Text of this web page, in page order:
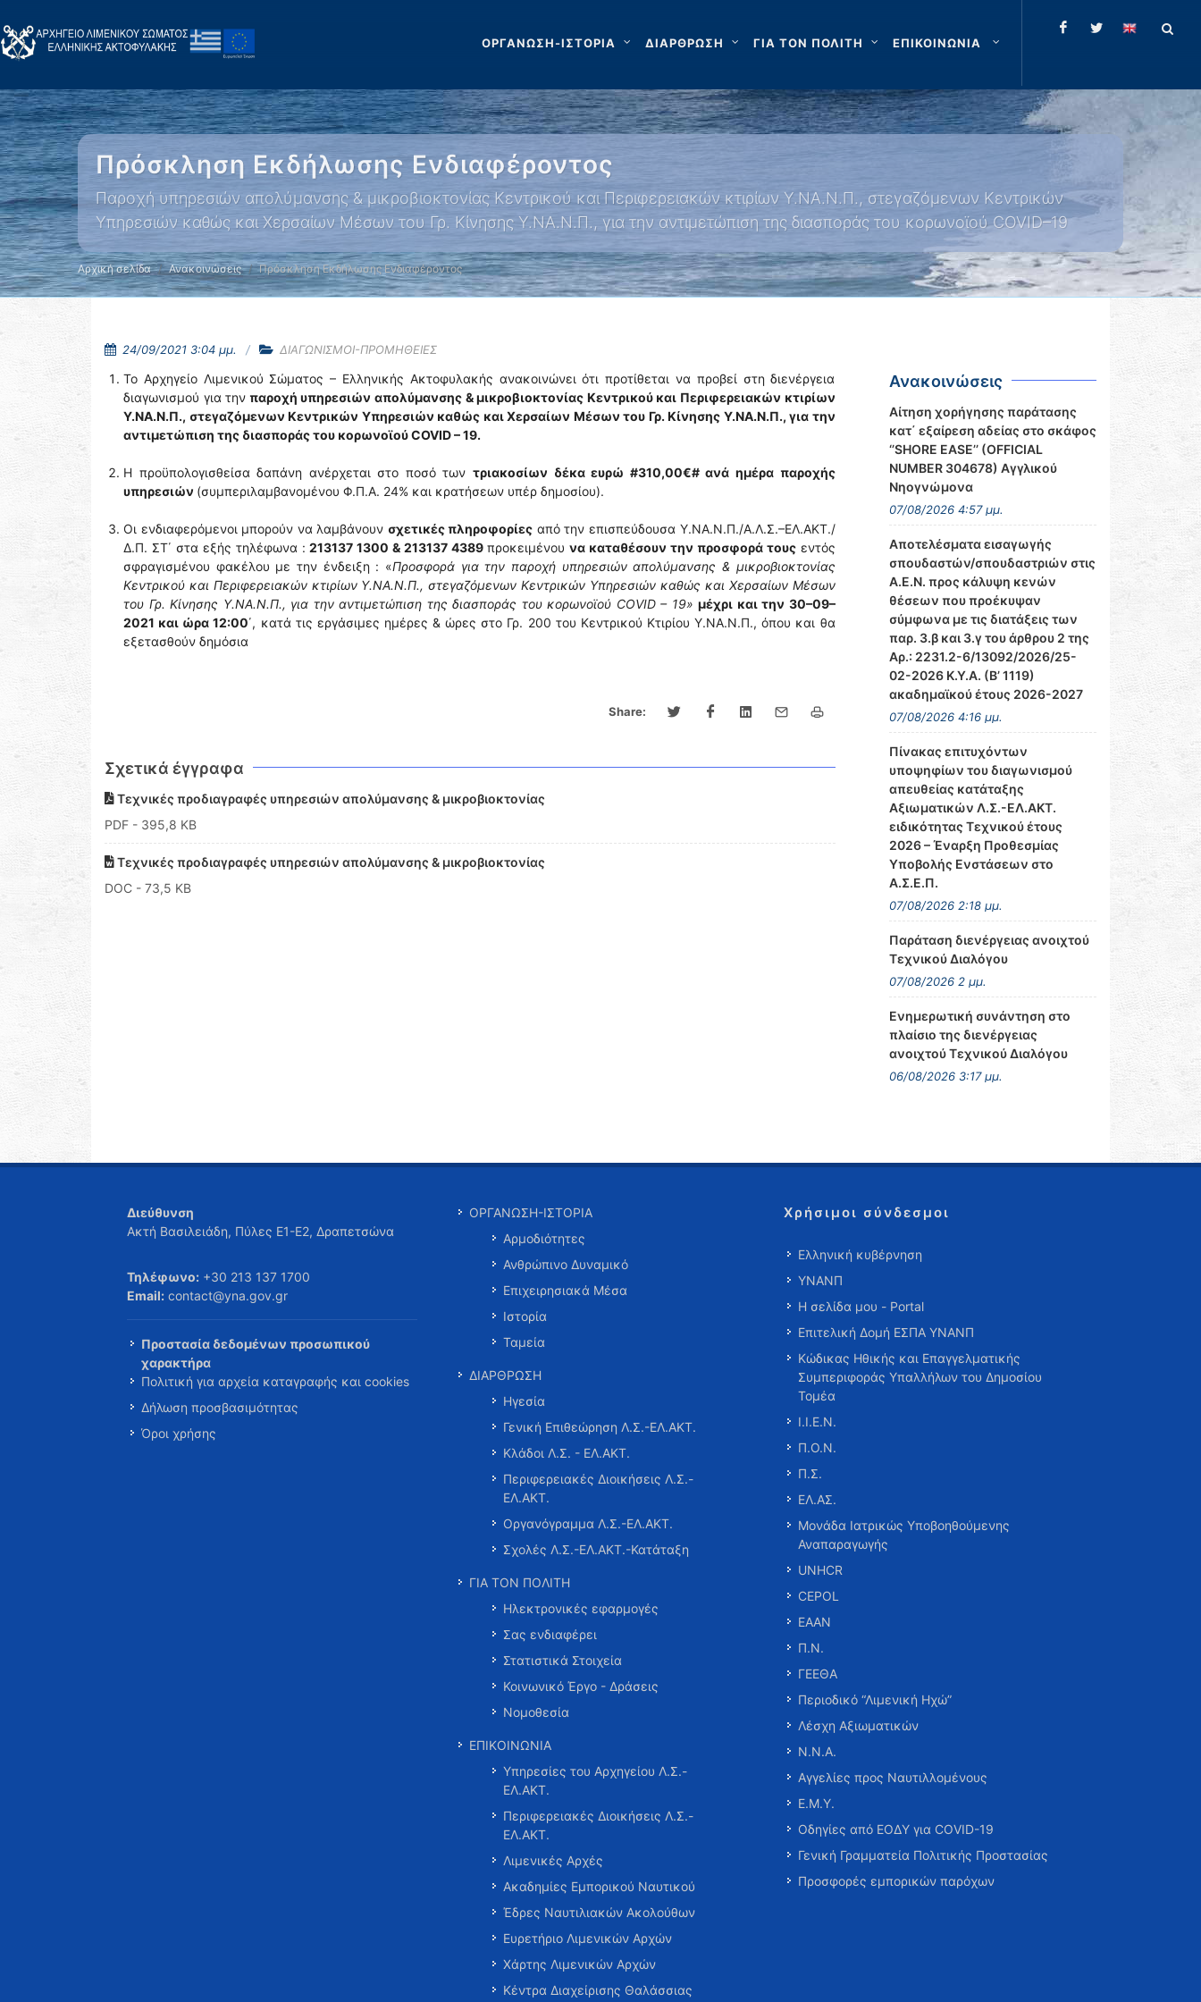
ΟΡΓΑΝΩΣΗ-ΙΣΤΟΡΙΑ ΔΙΑΡΘΡΩΣΗ ΓΙΑ ΤΟΝ ΠΟΛΙΤΗ ΕΠΙΚΟΙΝΩΝΙΑ
Πρόσκληση Εκδήλωσης Ενδιαφέροντος
Παροχή υπηρεσιών απολύμανσης & μικροβιοκτονίας Κεντρικού και Περιφερειακών κτιρίων Υ.ΝΑ.Ν.Π., στεγαζόμενων Κεντρικών
Υπηρεσιών καθώς και Χερσαίων Μέσων του Γρ. Κίνησης Υ.ΝΑ.Ν.Π., για την αντιμετώπιση της διασποράς του κορωνοϊού COVID–19
Αρχική σελίδα Ανακοινώσεις Πρόσκληση Εκδήλωσης Ενδιαφέροντος
24/09/2021 3:04 μμ. ΔΙΑΓΩΝΙΣΜΟΙ-ΠΡΟΜΗΘΕΙΕΣ
Το Αρχηγείο Λιμενικού Σώματος – Ελληνικής Ακτοφυλακής ανακοινώνει ότι προτίθεται να προβεί στη διενέργεια
διαγωνισμού για την παροχή υπηρεσιών απολύμανσης & μικροβιοκτονίας Κεντρικού και Περιφερειακών κτιρίων
Υ.ΝΑ.Ν.Π., στεγαζόμενων Κεντρικών Υπηρεσιών καθώς και Χερσαίων Μέσων του Γρ. Κίνησης Υ.ΝΑ.Ν.Π., για την
αντιμετώπιση της διασποράς του κορωνοϊού COVID – 19.
Η προϋπολογισθείσα δαπάνη ανέρχεται στο ποσό τωντριακοσίων δέκα ευρώ #310,00€# ανά ημέρα παροχής
υπηρεσιών (συμπεριλαμβανομένου Φ.Π.Α. 24% και κρατήσεων υπέρ δημοσίου).
Οι ενδιαφερόμενοι μπορούν να λαμβάνουν σχετικές πληροφορίες από την επισπεύδουσα Υ.ΝΑ.Ν.Π./Α.Λ.Σ.–ΕΛ.ΑΚΤ./
Δ.Π. ΣΤ΄ στα εξής τηλέφωνα : 213137 1300 & 213137 4389 προκειμένου να καταθέσουν την προσφορά τουςεντός
σφραγισμένου φακέλου με την ένδειξη : «Προσφορά για την παροχή υπηρεσιών απολύμανσης & μικροβιοκτονίας
Κεντρικού και Περιφερειακών κτιρίων Υ.ΝΑ.Ν.Π., στεγαζόμενων Κεντρικών Υπηρεσιών καθώς και Χερσαίων Μέσων
του Γρ. Κίνησης Υ.ΝΑ.Ν.Π., για την αντιμετώπιση της διασποράς του κορωνοϊού COVID – 19» μέχρι και την 30–09–
2021 και ώρα 12:00΄, κατά τις εργάσιμες ημέρες & ώρες στο Γρ. 200 του Κεντρικού Κτιρίου Υ.ΝΑ.Ν.Π., όπου και θα
εξετασθούν δημόσια
Share:
Σχετικά έγγραφα
Τεχνικές προδιαγραφές υπηρεσιών απολύμανσης & μικροβιοκτονίας
PDF - 395,8 KB
Τεχνικές προδιαγραφές υπηρεσιών απολύμανσης & μικροβιοκτονίας
DOC - 73,5 KB
Ανακοινώσεις
Αίτηση χορήγησης παράτασης
κατ΄ εξαίρεση αδείας στο σκάφος
‘’SHORE EASE’’ (OFFICIAL
NUMBER 304678) Αγγλικού
Νηογνώμονα
07/08/2026 4:57 μμ.
Αποτελέσματα εισαγωγής
σπουδαστών/σπουδαστριών στις
Α.Ε.Ν. προς κάλυψη κενών
θέσεων που προέκυψαν
σύμφωνα με τις διατάξεις των
παρ. 3.β και 3.γ του άρθρου 2 της
Αρ.: 2231.2-6/13092/2026/25-
02-2026 Κ.Υ.Α. (Β’ 1119)
ακαδημαϊκού έτους 2026-2027
07/08/2026 4:16 μμ.
Πίνακας επιτυχόντων
υποψηφίων του διαγωνισμού
απευθείας κατάταξης
Αξιωματικών Λ.Σ.-ΕΛ.ΑΚΤ.
ειδικότητας Τεχνικού έτους
2026 – Έναρξη Προθεσμίας
Υποβολής Ενστάσεων στο
Α.Σ.Ε.Π.
07/08/2026 2:18 μμ.
Παράταση διενέργειας ανοιχτού
Τεχνικού Διαλόγου
07/08/2026 2 μμ.
Ενημερωτική συνάντηση στο
πλαίσιο της διενέργειας
ανοιχτού Τεχνικού Διαλόγου
06/08/2026 3:17 μμ.
Διεύθυνση
Ακτή Βασιλειάδη, Πύλες Ε1-Ε2, Δραπετσώνα
Τηλέφωνο: +30 213 137 1700
Email: contact@yna.gov.gr
Προστασία δεδομένων προσωπικού
χαρακτήρα
Πολιτική για αρχεία καταγραφής και cookies
Δήλωση προσβασιμότητας
Όροι χρήσης
ΟΡΓΑΝΩΣΗ-ΙΣΤΟΡΙΑ
Αρμοδιότητες
Ανθρώπινο Δυναμικό
Επιχειρησιακά Μέσα
Ιστορία
Ταμεία
ΔΙΑΡΘΡΩΣΗ
Ηγεσία
Γενική Επιθεώρηση Λ.Σ.-ΕΛ.ΑΚΤ.
Κλάδοι Λ.Σ. - ΕΛ.ΑΚΤ.
Περιφερειακές Διοικήσεις Λ.Σ.-
ΕΛ.ΑΚΤ.
Οργανόγραμμα Λ.Σ.-ΕΛ.ΑΚΤ.
Σχολές Λ.Σ.-ΕΛ.ΑΚΤ.-Κατάταξη
ΓΙΑ ΤΟΝ ΠΟΛΙΤΗ
Ηλεκτρονικές εφαρμογές
Σας ενδιαφέρει
Στατιστικά Στοιχεία
Κοινωνικό Έργο - Δράσεις
Νομοθεσία
ΕΠΙΚΟΙΝΩΝΙΑ
Υπηρεσίες του Αρχηγείου Λ.Σ.-
ΕΛ.ΑΚΤ.
Περιφερειακές Διοικήσεις Λ.Σ.-
ΕΛ.ΑΚΤ.
Λιμενικές Αρχές
Ακαδημίες Εμπορικού Ναυτικού
Έδρες Ναυτιλιακών Ακολούθων
Ευρετήριο Λιμενικών Αρχών
Χάρτης Λιμενικών Αρχών
Κέντρα Διαχείρισης Θαλάσσιας
Χρήσιμοι σύνδεσμοι
Ελληνική κυβέρνηση
ΥΝΑΝΠ
Η σελίδα μου - Portal
Επιτελική Δομή ΕΣΠΑ ΥΝΑΝΠ
Κώδικας Ηθικής και Επαγγελματικής
Συμπεριφοράς Υπαλλήλων του Δημοσίου
Τομέα
Ι.Ι.Ε.Ν.
Π.Ο.Ν.
Π.Σ.
ΕΛ.ΑΣ.
Μονάδα Ιατρικώς Υποβοηθούμενης
Αναπαραγωγής
UNHCR
CEPOL
ΕΑΑΝ
Π.Ν.
ΓΕΕΘΑ
Περιοδικό “Λιμενική Ηχώ”
Λέσχη Αξιωματικών
Ν.Ν.Α.
Αγγελίες προς Ναυτιλλομένους
Ε.Μ.Υ.
Οδηγίες από ΕΟΔΥ για COVID-19
Γενική Γραμματεία Πολιτικής Προστασίας
Προσφορές εμπορικών παρόχων